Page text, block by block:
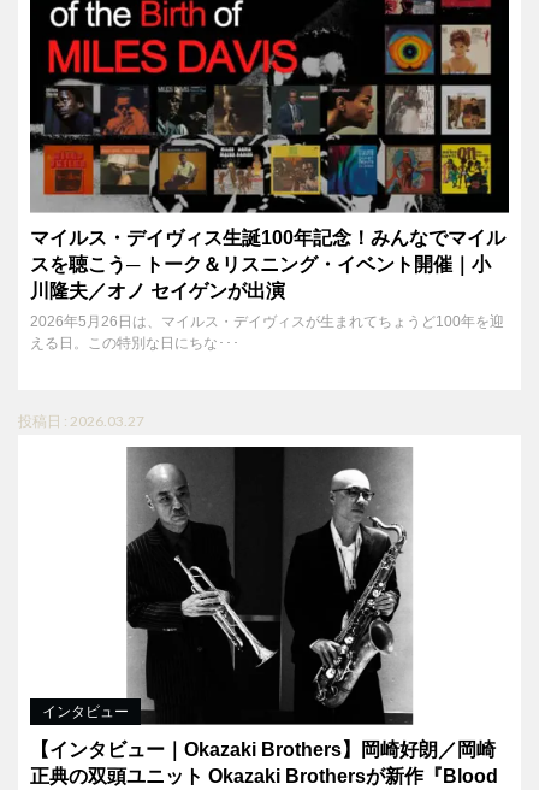
マイルス・デイヴィス生誕100年記念！みんなでマイル
スを聴こう─ トーク＆リスニング・イベント開催｜小
川隆夫／オノ セイゲンが出演
2026年5月26日は、マイルス・デイヴィスが生まれてちょうど100年を迎
える日。この特別な日にちな･･･
投稿日 : 2026.03.27
インタビュー
【インタビュー｜Okazaki Brothers】岡崎好朗／岡崎
正典の双頭ユニット Okazaki Brothersが新作『Blood